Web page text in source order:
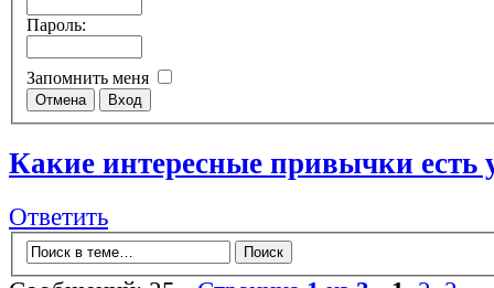
Пароль:
Запомнить меня
Какие интересные привычки
Ответить